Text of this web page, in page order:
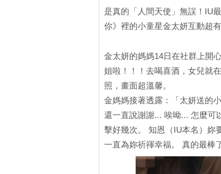
是真的「人間天使」無誤！IU
你》裡的小童星金太妍互動超
金太妍的媽媽14日在社群上開
姐啦！！！去喝喜酒，女兒就
照，畫面超溫馨。
金媽媽接著透露：「太妍送的
還一直說謝謝... 唉呦... 怎麼可
擊好幾次。 知恩（IU本名）妳
一直為妳祈禈幸福。 真的最棒